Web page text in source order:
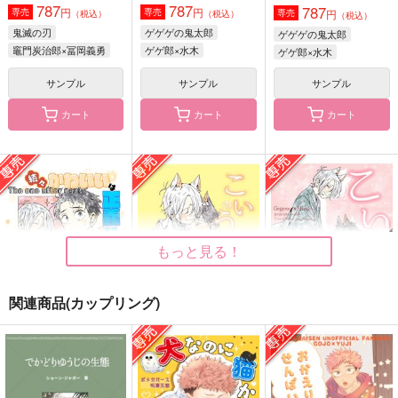
暁
コーヤ豆腐
787円（税込）
ゲゲ郎×水木
サンプル
作品詳細
帳
コーヤ豆腐
787円（税込）
ゲゲ郎×水木
サンプル
続 可愛いは正義
コーヤ豆腐
787円（税込）
ゲゲ郎×水木
サンプル
専売 787円 （税込）
鬼滅の刃
竈門炭治郎×冨岡義勇
サンプル
カート
専売 787円 （税込）
ゲゲゲの鬼太郎
ゲゲ郎×水木
サンプル
カート
専売 787円 （税込）
ゲゲゲの鬼太郎
ゲゲ郎×水木
サンプル
カート
コーヤ豆腐
こいのうた弐
コーヤ豆腐
こいのうた
コーヤ豆腐
もっと見る！
関連商品(カップリング)